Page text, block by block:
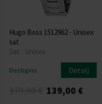
Hugo Boss 1512962 - Unisex
sat
Sat - Unisex
Dostupno Detalj
139,00 €